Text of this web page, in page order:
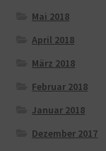
Mai 2018
April 2018
März 2018
Februar 2018
Januar 2018
Dezember 2017